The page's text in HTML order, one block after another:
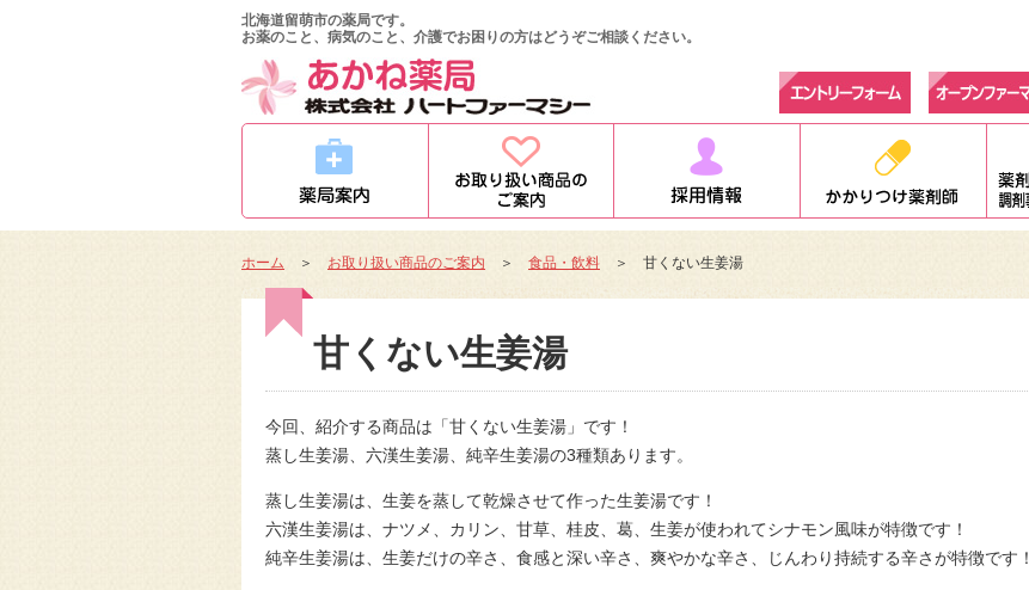
北海道留萌市の薬局です。
お薬のこと、病気のこと、介護でお困りの方はどうぞご相談ください。
ホーム ＞ お取り扱い商品のご案内 ＞ 食品・飲料 ＞ 甘くない生姜湯
甘くない生姜湯
今回、紹介する商品は「甘くない生姜湯」です！
蒸し生姜湯、六漢生姜湯、純辛生姜湯の3種類あります。
蒸し生姜湯は、生姜を蒸して乾燥させて作った生姜湯です！
六漢生姜湯は、ナツメ、カリン、甘草、桂皮、葛、生姜が使われてシナモン風味が特徴です！
純辛生姜湯は、生姜だけの辛さ、食感と深い辛さ、爽やかな辛さ、じんわり持続する辛さが特徴です！